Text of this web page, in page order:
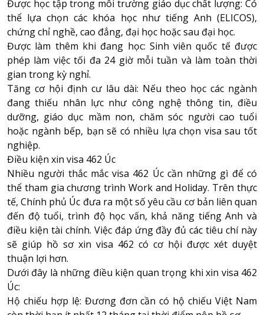
Được học tập trong môi trường giáo dục chất lượng: Có
thể lựa chọn các khóa học như tiếng Anh (ELICOS),
chứng chỉ nghề, cao đẳng, đại học hoặc sau đại học.
Được làm thêm khi đang học: Sinh viên quốc tế được
phép làm việc tối đa 24 giờ mỗi tuần và làm toàn thời
gian trong kỳ nghỉ.
Tăng cơ hội định cư lâu dài: Nếu theo học các ngành
đang thiếu nhân lực như công nghệ thông tin, điều
dưỡng, giáo dục mầm non, chăm sóc người cao tuổi
hoặc ngành bếp, bạn sẽ có nhiều lựa chọn visa sau tốt
nghiệp.
Điều kiện xin visa 462 Úc
Nhiều người thắc mắc visa 462 Úc cần những gì để có
thể tham gia chương trình Work and Holiday. Trên thực
tế, Chính phủ Úc đưa ra một số yêu cầu cơ bản liên quan
đến độ tuổi, trình độ học vấn, khả năng tiếng Anh và
điều kiện tài chính. Việc đáp ứng đầy đủ các tiêu chí này
sẽ giúp hồ sơ xin visa 462 có cơ hội được xét duyệt
thuận lợi hơn.
Dưới đây là những điều kiện quan trọng khi xin visa 462
Úc:
Hộ chiếu hợp lệ: Đương đơn cần có hộ chiếu Việt Nam